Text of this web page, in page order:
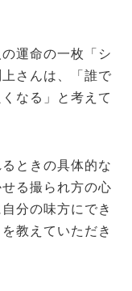
運命の一枚「シ
さんは、「誰で
なる」と考えて
ときの具体的な
る撮られ方の心
分の味方にでき
教えていただき